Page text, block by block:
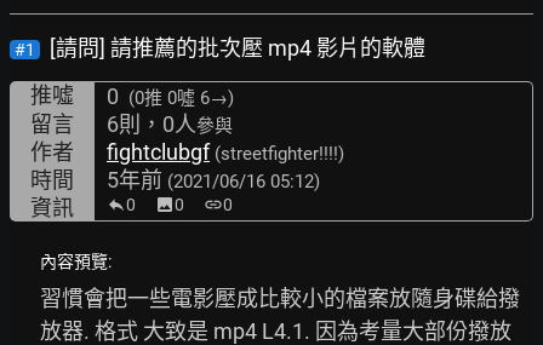
#1
[請問] 請推薦的批次壓 mp4 影片的軟體
推噓
0 (0推 0噓 6→)
留言 6則，0人參與
作者 fightclubgf (streetfighter!!!!)
時間 5年前 (2021/06/16 05:12)
資訊 0 image0 link0
內容預覽:
習慣會把一些電影壓成比較小的檔案放隨身碟給撥
放器. 格式 大致是 mp4 L4.1. 因為考量大部份撥放